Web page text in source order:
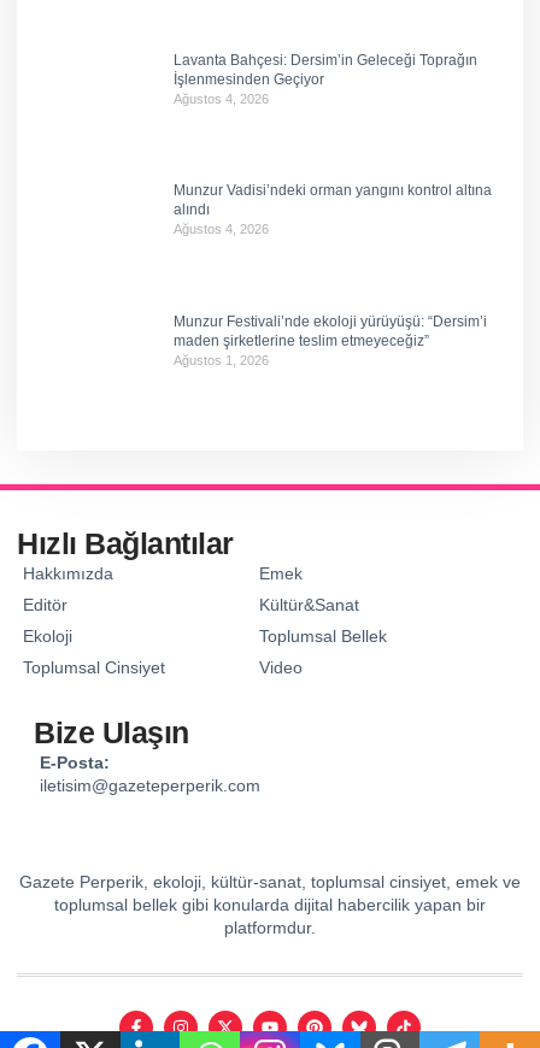
Lavanta Bahçesi: Dersim’in Geleceği Toprağın
İşlenmesinden Geçiyor
Ağustos 4, 2026
Munzur Vadisi’ndeki orman yangını kontrol altına
alındı
Ağustos 4, 2026
Munzur Festivali’nde ekoloji yürüyüşü: “Dersim’i
maden şirketlerine teslim etmeyeceğiz”
Ağustos 1, 2026
Hızlı Bağlantılar
Hakkımızda
Editör
Ekoloji
Toplumsal Cinsiyet
Emek
Kültür&Sanat
Toplumsal Bellek
Video
Bize Ulaşın
E-Posta:
iletisim@gazeteperperik.com
Gazete Perperik, ekoloji, kültür-sanat, toplumsal cinsiyet, emek ve
toplumsal bellek gibi konularda dijital habercilik yapan bir
platformdur.